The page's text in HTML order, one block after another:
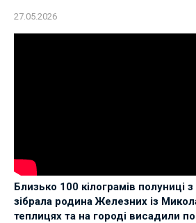
27.05.2026
Близько 100 кілограмів полуниці
зібрала родина Железних із
теплицях та на городі висадили